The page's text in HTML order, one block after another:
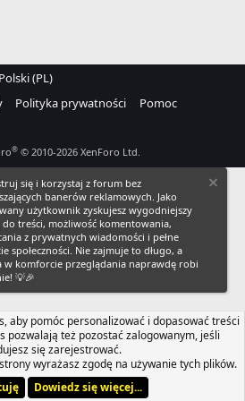
(PL)
Polityka prywatności
Pomoc
® © 2010-2026 XenForo Ltd.
się i korzystaj z forum bez
banerów reklamowych. Jako
użytkownik zyskujesz wygodniejszy
treści, możliwość komentowania,
z prywatnych wiadomości i pełne
społeczności. Nie zajmuje to długo, a
w komforcie przeglądania naprawdę robi
💡🎉
aby pomóc personalizować i dopasować treści
pozwalają też pozostać zalogowanym, jeśli
się zarejestrować.
wyrażasz zgodę na używanie tych plików.
Dowiedz się więcej...